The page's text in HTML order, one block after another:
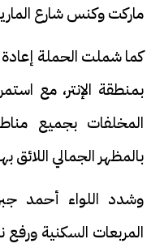
ماركت وكنس شارع
كما شملت الحملة
بمنطقة الإنتر، مع
المخلفات بجميع
بالمظهر الجمالي اللائق
وشدد اللواء أحمد
المربعات السكنية